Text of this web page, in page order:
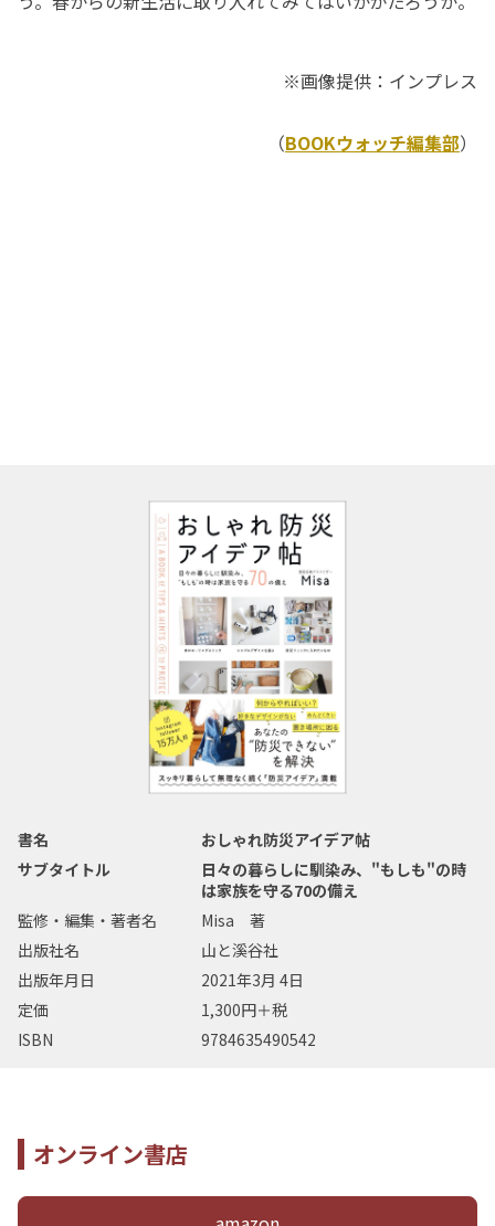
※画像提供：インプレス
（BOOKウォッチ編集部）
書名
おしゃれ防災アイデア帖
サブタイトル
日々の暮らしに馴染み、"もしも"の時
は家族を守る70の備え
監修・編集・著者名
Misa 著
出版社名
山と溪谷社
出版年月日
2021年3月 4日
定価
1,300円＋税
ISBN
9784635490542
オンライン書店